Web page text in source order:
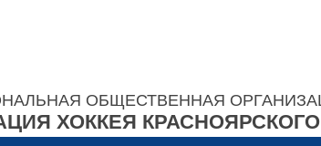
ОБЩЕСТВЕННАЯ
ХОККЕЯ КРАСНОЯРСКОГО